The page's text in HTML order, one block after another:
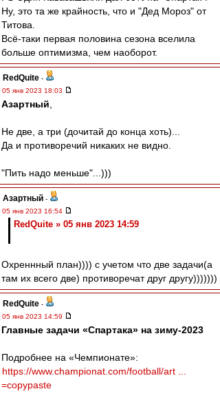
Ну, это та же крайность, что и "Дед Мороз" от
Титова.
Всё-таки первая половина сезона вселила
больше оптимизма, чем наоборот.
RedQuite -
05 янв 2023 18:03
Азартный
Не две, а три (дочитай до конца хоть)...
Да и противоречий никаких не видно.
"Пить надо меньше"...)))
Азартный -
05 янв 2023 16:54
RedQuite » 05 янв 2023 14:59
Охреннный план)))) с учетом что две задачи(а
там их всего две) противоречат друг другу)))))))
RedQuite -
05 янв 2023 14:59
Главные задачи «Спартака» на зиму-2023
Подробнее на «Чемпионате»:
https://www.championat.com/football/art ...
=copypaste